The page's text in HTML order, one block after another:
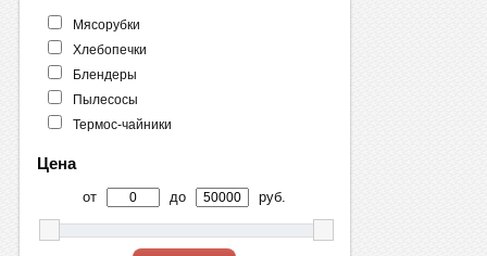
Мясорубки
Хлебопечки
Блендеры
Пылесосы
Термос-чайники
Цена
от до руб.